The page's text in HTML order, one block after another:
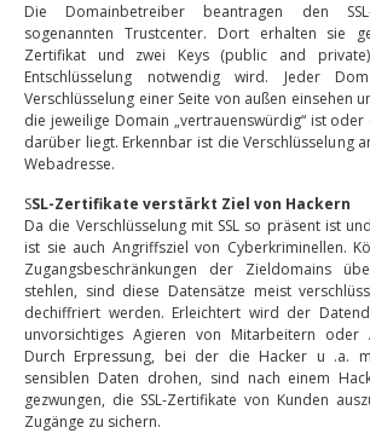
Die Domainbetreiber beantragen den
sogenannten Trustcenter. Dort erhalten sie
Zertifikat und zwei Keys (public and
Entschlüsselung notwendig wird. Jeder
Verschlüsselung einer Seite von außen einsehen
die jeweilige Domain „vertrauenswürdig“ ist
darüber liegt. Erkennbar ist die Verschlüsselung
Webadresse.
SSL-Zertifikate verstärkt Ziel von Hackern
Da die Verschlüsselung mit SSL so präsent ist
ist sie auch Angriffsziel von Cyberkriminellen.
Zugangsbeschränkungen der Zieldomains
stehlen, sind diese Datensätze meist
dechiffriert werden. Erleichtert wird der
unvorsichtiges Agieren von Mitarbeitern oder
Durch Erpressung, bei der die Hacker u .a.
sensiblen Daten drohen, sind nach einem
gezwungen, die SSL-Zertifikate von Kunden
Zugänge zu sichern.